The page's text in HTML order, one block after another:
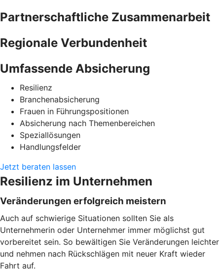
Partnerschaftliche Zusammenarbeit
Regionale Verbundenheit
Umfassende Absicherung
Resilienz
Branchenabsicherung
Frauen in Führungspositionen
Absicherung nach Themenbereichen
Speziallösungen
Handlungsfelder
Jetzt beraten lassen
Resilienz im Unternehmen
Veränderungen erfolgreich meistern
Auch auf schwierige Situationen sollten Sie als
Unternehmerin oder Unternehmer immer möglichst gut
vorbereitet sein. So bewältigen Sie Veränderungen leichter
und nehmen nach Rückschlägen mit neuer Kraft wieder
Fahrt auf.